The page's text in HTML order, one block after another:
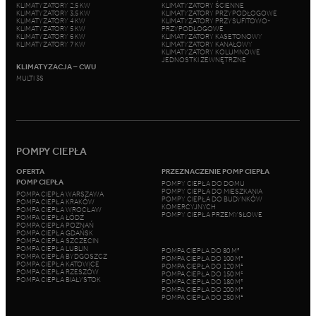
KLIMATYZATORY 2,5 KW
KLIMATYZATORY 3,5 KW
KLIMATYZATORY 4 KW
KLIMATYZATORY 5 KW
KLIMATYZATORY 6 KW
KLIMATYZATORY 7 KW
KLIMATYZACJA – CWU
MULTI 3S
KLIMATYZATORY ŚCIENNE
KLIMATYZATORY PRZYPODŁOGOWE
KLIMATYZATORY PRZYSUFITOWO-
PRZYPODŁOGOWE
KLIMATYZATORY KASETONOWY
KLIMATYZATORY KANAŁOWY
KLIMATYZATORY KOLUMNOWE
JEDNOSTKI ZEWNĘTRZNE
POMPY CIEPŁA
OFERTA
POMP CIEPŁA
POMPA CIEPŁA WARSZAWA
POMPA CIEPŁA KRAKÓW
POMPA CIEPŁA WROCŁAW
POMPA CIEPŁA ŁÓDŹ
POMPA CIEPŁA POZNAŃ
POMPA CIEPŁA GDAŃSK
POMPA CIEPŁA SZCZECIN
POMPA CIEPŁA LUBLIN
POMPA CIEPŁA BYDGOSZCZ
POMPA CIEPŁA KATOWICE
POMPA CIEPŁA RZESZÓW
POMPA CIEPŁA BIAŁYSTOK
PRZEZNACZENIE POMP CIEPŁA
POMPY CIEPŁA DO DOMU
POMPY CIEPŁA DO MIESZKANIA
POMPY CIEPŁA DO BUDYNKÓW
KOMERCYJNYCH
POMPY CIEPŁA PRZEMYSŁOWE
POMPA CIEPŁA DO 80 M²
POMPA CIEPŁA DO 100 M²
POMPA CIEPŁA DO 120 M²
POMPA CIEPŁA DO 150 M²
POMPA CIEPŁA DO 180 M²
POMPA CIEPŁA DO 200 M²
POMPA CIEPŁA DO 250 M²